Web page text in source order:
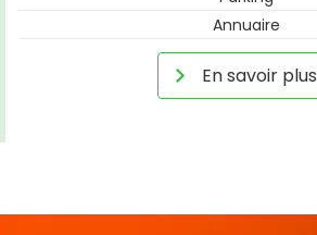
Annuaire
En savoir plus